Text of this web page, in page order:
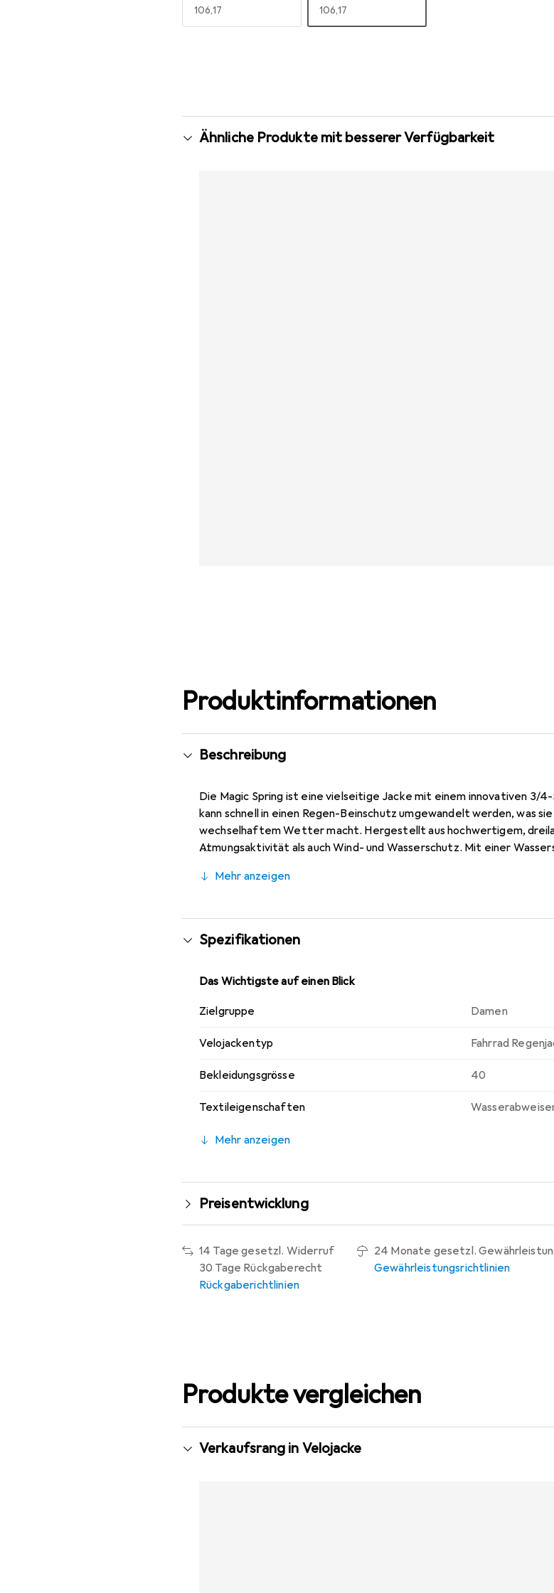
EUR
106,17 EUR
106,17
Ähnliche Produkte mit besserer Verfügbarkeit
Produktinformationen
Beschreibung
Die Magic Spring ist eine vielseitige Jacke mit einem innovativen 3/
kann schnell in einen Regen-Beinschutz umgewandelt werden, was
wechselhaftem Wetter macht. Hergestellt aus hochwertigem,
Atmungsaktivität als auch Wind- und Wasserschutz. Mit einer
Kragens, sorgen für zusätzliche Wasserdichtigkeit. Der feminine
Handgelenken und Rücken erhöhen die Sichtbarkeit bei schlechten
verstellbare Kapuze für zusätzlichen Schutz sorgt.
Mehr anzeigen
Spezifikationen
Das Wichtigste auf einen Blick
Zielgruppe Damen
Velojackentyp Fahrrad
Bekleidungsgrösse 40
Textileigenschaften
Mehr anzeigen
Preisentwicklung
14 Tage gesetzl. Widerruf
30 Tage Rückgaberecht
Rückgaberichtlinien
24 Monate gesetzl.
Gewährleistungsrichtlinien
Produkte vergleichen
Verkaufsrang in Velojacke